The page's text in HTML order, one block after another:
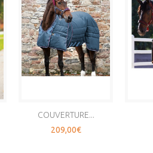
COUVERTURE...
209,00€